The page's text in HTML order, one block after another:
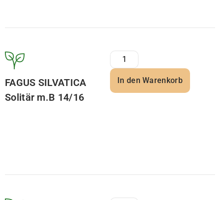
FAGUS SILVATICA
Solitär m.B 14/16
In den Warenkorb